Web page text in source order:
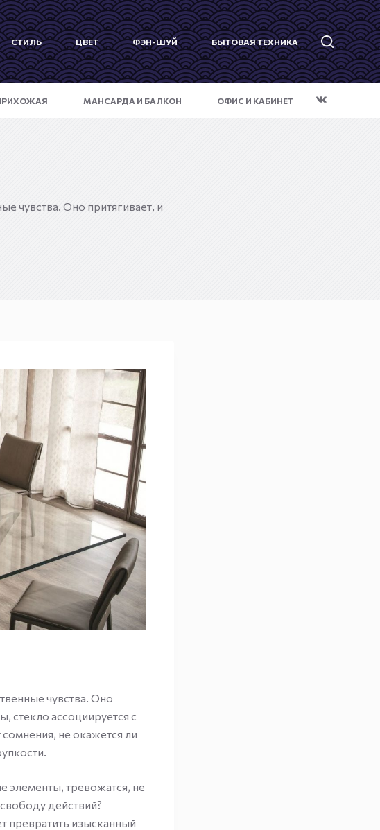
СТИЛЬ ЦВЕТ ФЭН-ШУЙ БЫТОВАЯ ТЕХНИКА
МАНСАРДА И БАЛКОН ОФИС И КАБИНЕТ
чувства. Оно притягивает, и
чувства. Оно
стекло ассоциируется с
не окажется ли
элементы, тревожатся, не
действий?
превратить изысканный